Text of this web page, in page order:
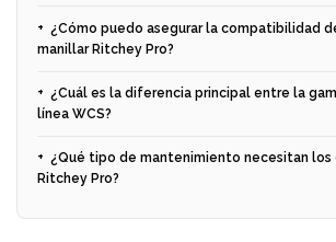
¿Cómo puedo asegurar la compatibilidad
manillar Ritchey Pro?
¿Cuál es la diferencia principal entre la
línea WCS?
¿Qué tipo de mantenimiento necesitan los
Ritchey Pro?